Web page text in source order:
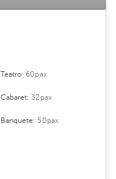
Teatro:60pax
Cabaret:32pax
Banquete: 50pax